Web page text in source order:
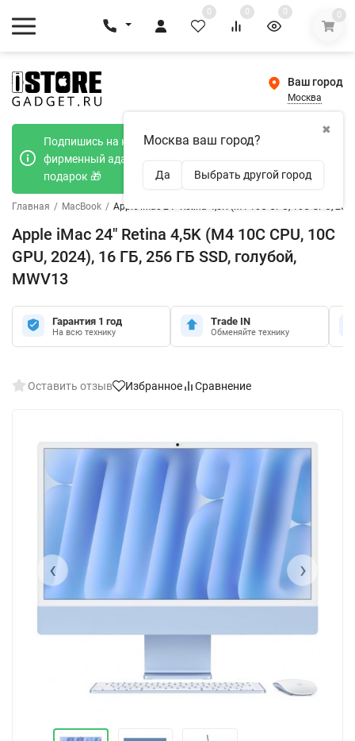
0 0 0 0
Ваш город
Москва
✖
Москва ваш город?
Да Выбрать другой город
Подпишись на наш телеграмм канал и получи
фирменный адаптер Type-C 20W при покупке в
подарок 🎁
Главная / MacBook / Apple iMac 24" Retina 4,5K (M4 10C CPU, 10C GPU,
Apple iMac 24" Retina 4,5K (M4 10C CPU, 10C
GPU, 2024), 16 ГБ, 256 ГБ SSD, голубой,
MWV13
Гарантия 1 год
На всю технику
Trade IN
Обменяйте технику
Оставить отзыв Избранное Сравнение
‹ ›